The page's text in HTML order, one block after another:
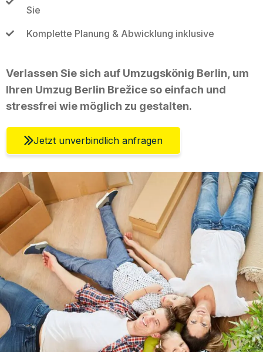
Sie
Komplette Planung & Abwicklung inklusive
Verlassen Sie sich auf Umzugskönig Berlin, um
Ihren Umzug Berlin Brežice so einfach und
stressfrei wie möglich zu gestalten.
Jetzt unverbindlich anfragen